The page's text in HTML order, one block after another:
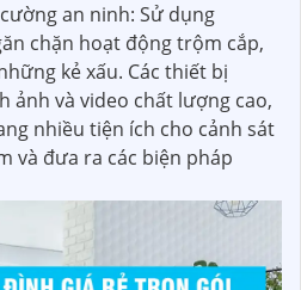
an ninh: Sử dụng
chặn hoạt động trộm cắp,
kẻ xấu. Các thiết bị
ảnh và video chất lượng cao,
nhiều tiện ích cho cảnh sát
và đưa ra các biện pháp